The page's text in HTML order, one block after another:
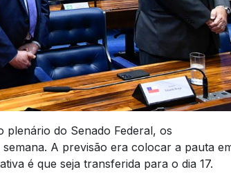
do Senado Federal, os
A previsão era colocar a pauta
é que seja transferida para o dia 17.